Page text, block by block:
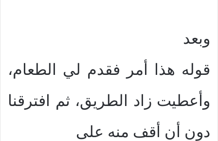
وبعد
قوله هذا أمر فقدم لي الطعام،
وأعطيت زاد الطريق، ثم افترقنا
دون أن أقف منه على